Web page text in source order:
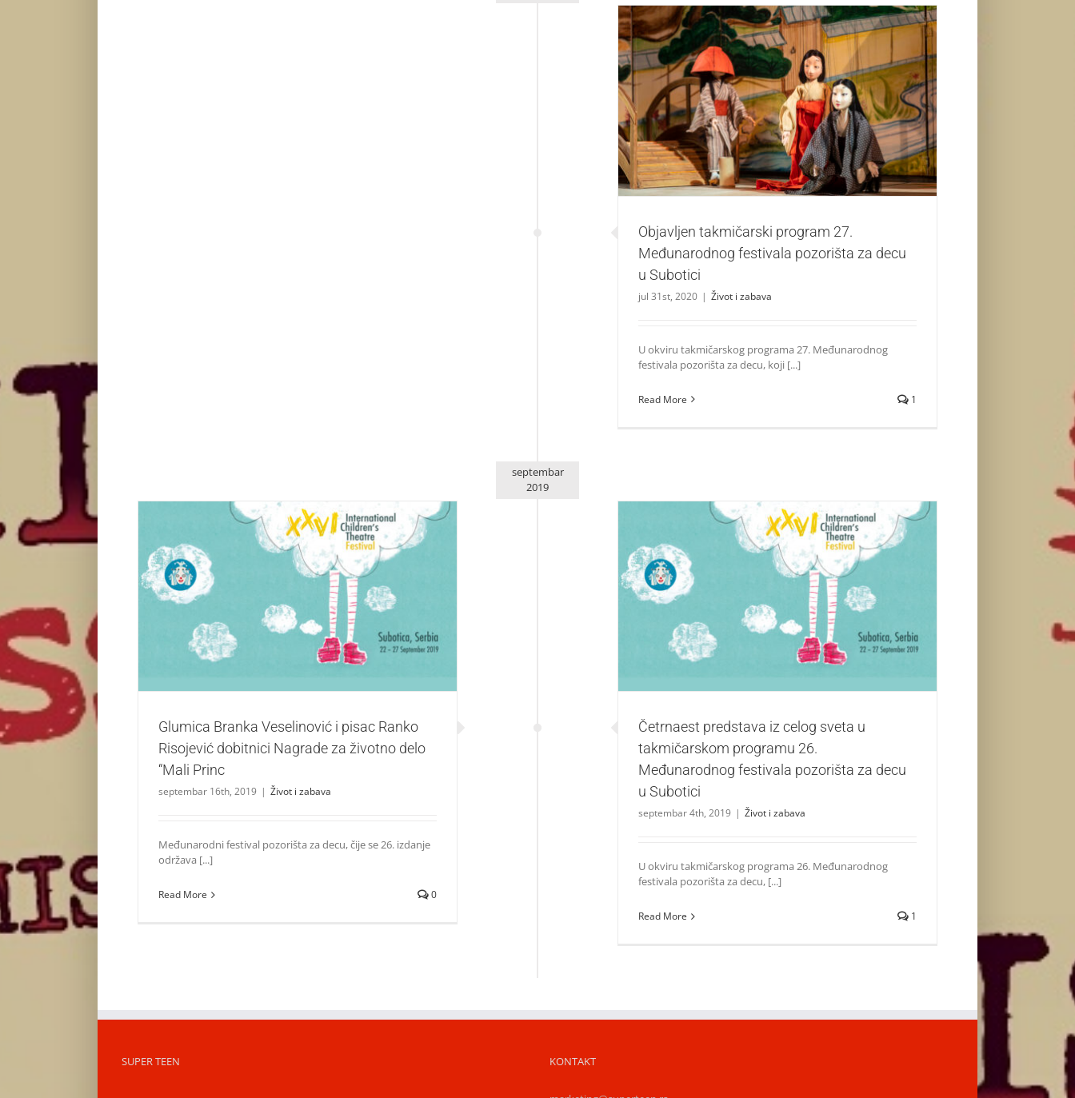
Objavljen takmičarski program 27. Međunarodnog festivala
pozorišta za decu u Subotici
Život i zabava
Objavljen takmičarski program 27.
Međunarodnog festivala pozorišta za decu
u Subotici
jul 31st, 2020 | Život i zabava
U okviru takmičarskog programa 27. Međunarodnog
festivala pozorišta za decu, koji [...]
Read More 1
septembar
2019
Glumica Branka Veselinović i pisac Ranko Risojević
dobitnici Nagrade za životno delo “Mali Princ
Život i zabava
Glumica Branka Veselinović i pisac Ranko
Risojević dobitnici Nagrade za životno delo
“Mali Princ
septembar 16th, 2019 | Život i zabava
Međunarodni festival pozorišta za decu, čije se 26. izdanje
održava [...]
Read More 0
Četrnaest predstava iz celog sveta u takmičarskom
programu 26. Međunarodnog festivala pozorišta za decu u
Subotici
Život i zabava
Četrnaest predstava iz celog sveta u
takmičarskom programu 26.
Međunarodnog festivala pozorišta za decu
u Subotici
septembar 4th, 2019 | Život i zabava
U okviru takmičarskog programa 26. Međunarodnog
festivala pozorišta za decu, [...]
Read More 1
SUPER TEEN KONTAKT